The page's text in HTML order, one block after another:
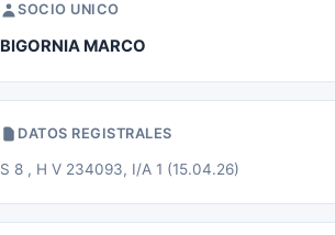
SOCIO UNICO
BIGORNIA MARCO
DATOS REGISTRALES
S 8 , H V 234093, I/A 1 (15.04.26)